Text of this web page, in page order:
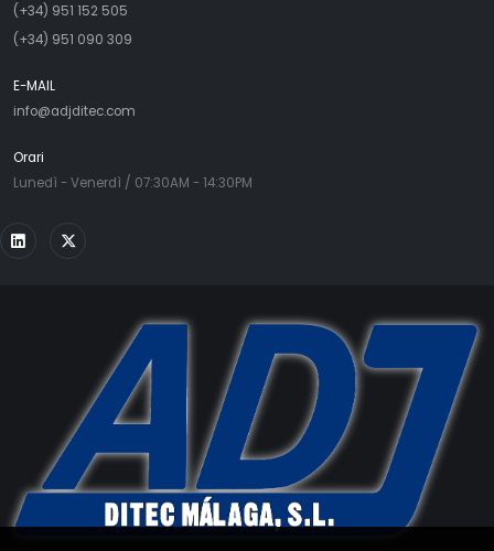
(+34) 951 152 505
(+34) 951 090 309
E-MAIL
info@adjditec.com
Orari
Lunedì - Venerdì / 07:30AM - 14:30PM